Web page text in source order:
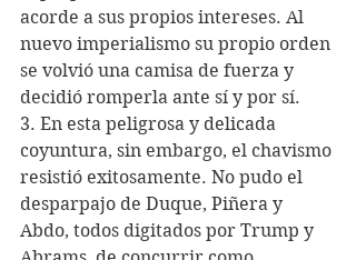
acorde a sus propios intereses. Al
nuevo imperialismo su propio orden
se volvió una camisa de fuerza y
decidió romperla ante sí y por sí.
3. En esta peligrosa y delicada
coyuntura, sin embargo, el chavismo
resistió exitosamente. No pudo el
desparpajo de Duque, Piñera y
Abdo, todos digitados por Trump y